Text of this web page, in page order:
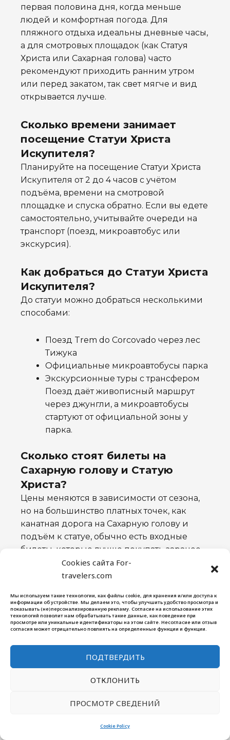
Cookies сайта For-
travelers.com
Мы используем такие технологии, как файлы cookie, для хранения и/или доступа к
информации об устройстве. Мы делаем это, чтобы улучшить удобство просмотра и
показывать (не)персонализированную рекламу. Согласие на использование этих
технологий позволит нам обрабатывать такие данные, как поведение при
просмотре или уникальные идентификаторы на этом сайте. Несогласие или отзыв
согласия может отрицательно повлиять на определенные функции и функции.
ПОДТВЕРДИТЬ
ОТКЛОНИТЬ
ПРОСМОТР СВЕДЕНИЙ
Cookie Policy
первая половина дня, когда меньше
людей и комфортная погода. Для
пляжного отдыха идеальны дневные часы,
а для смотровых площадок (как Статуя
Христа или Сахарная голова) часто
рекомендуют приходить ранним утром
или перед закатом, так свет мягче и вид
открывается лучше.
Сколько времени занимает
посещение Статуи Христа
Искупителя?
Планируйте на посещение Статуи Христа
Искупителя от 2 до 4 часов с учётом
подъёма, времени на смотровой
площадке и спуска обратно. Если вы едете
самостоятельно, учитывайте очереди на
транспорт (поезд, микроавтобус или
экскурсия).
Как добраться до Статуи Христа
Искупителя?
До статуи можно добраться несколькими
способами:
Поезд Trem do Corcovado через лес
Тижука
Официальные микроавтобусы парка
Экскурсионные туры с трансфером
Поезд даёт живописный маршрут
через джунгли, а микроавтобусы
стартуют от официальной зоны у
парка.
Сколько стоят билеты на
Сахарную голову и Статую
Христа?
Цены меняются в зависимости от сезона,
но на большинство платных точек, как
канатная дорога на Сахарную голову и
подъём к статуе, обычно есть входные
билеты, которые лучше покупать заранее,
особенно в высокий сезон. При
планировании стоит ориентироваться на
официальные страницы
достопримечательностей.
можно объединить за один
день?
Если у вас мало времени, можно
посещение Статуи Христа